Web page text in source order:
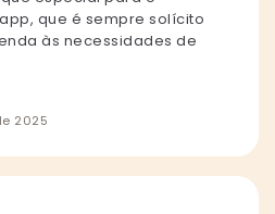
que é sempre solícito
às necessidades de
2025